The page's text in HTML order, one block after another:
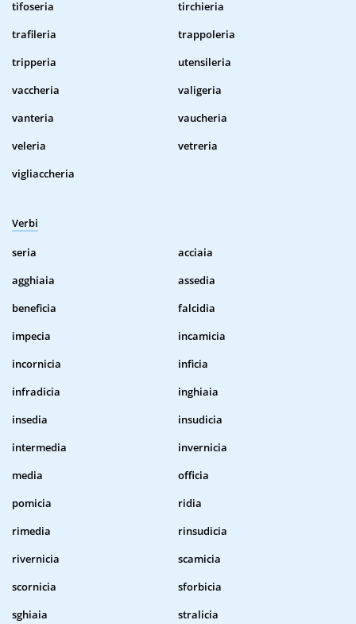
tifoseria
tirchieria
trafileria
trappoleria
tripperia
utensileria
vaccheria
valigeria
vanteria
vaucheria
veleria
vetreria
vigliaccheria
Verbi
seria
acciaia
agghiaia
assedia
beneficia
falcidia
impecia
incamicia
incornicia
inficia
infradicia
inghiaia
insedia
insudicia
intermedia
invernicia
media
officia
pomicia
ridia
rimedia
rinsudicia
rivernicia
scamicia
scornicia
sforbicia
sghiaia
stralicia